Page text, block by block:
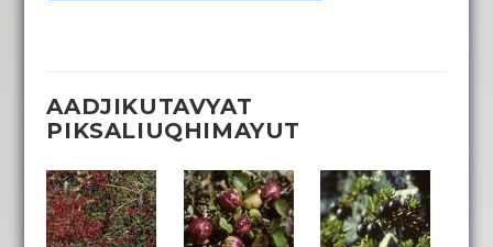
AADJIKUTAVYAT
PIKSALIUQHIMAYUT